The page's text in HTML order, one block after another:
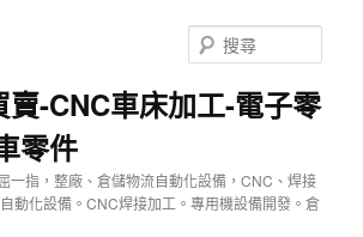
賣-CNC車床加工-電子零
零件
一指，整廠、倉儲物流自動化設備，CNC、焊接
動化設備。CNC焊接加工。專用機設備開發。倉
尋